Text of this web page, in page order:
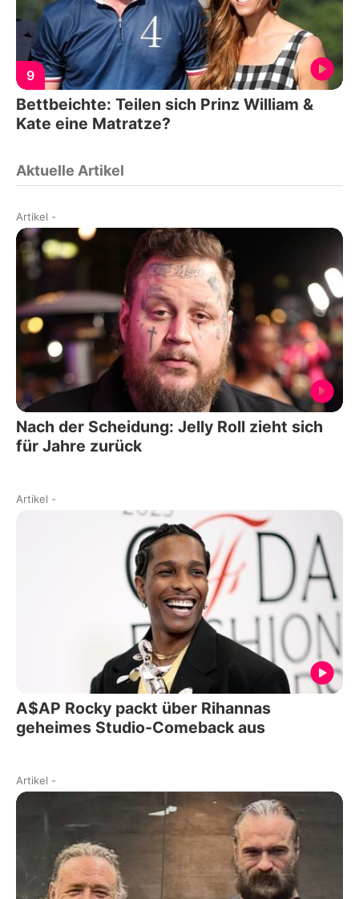
9
Bettbeichte: Teilen sich Prinz William &
Kate eine Matratze?
Aktuelle Artikel
Artikel -
Nach der Scheidung: Jelly Roll zieht sich
für Jahre zurück
Artikel -
A$AP Rocky packt über Rihannas
geheimes Studio-Comeback aus
Artikel -